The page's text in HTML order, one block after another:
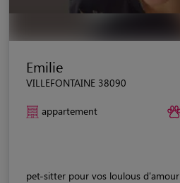
Emilie
VILLEFONTAINE 38090
appartement
pet-sitter pour vos loulous d'amour